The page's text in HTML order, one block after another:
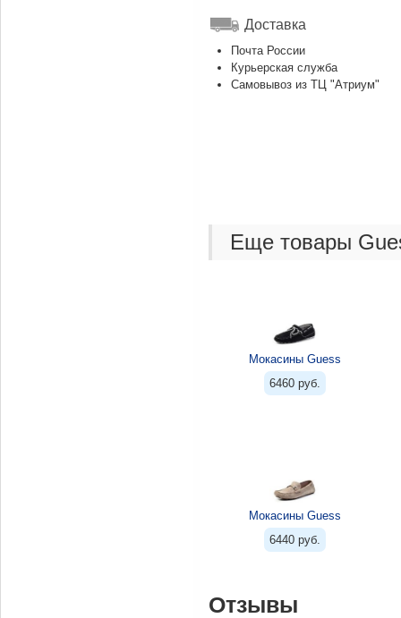
Доставка
Почта России
Курьерская служба
Самовывоз из ТЦ "Атриум"
Еще товары
Мокасины Guess
6460 руб.
Мокасины Guess
6440 руб.
Отзывы